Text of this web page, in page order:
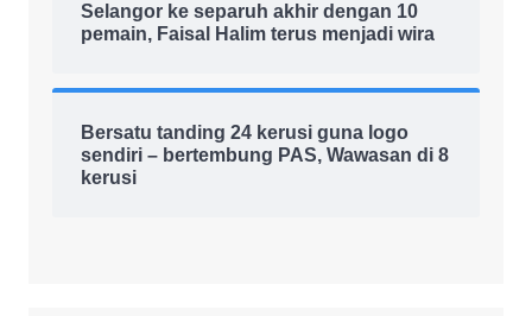
Selangor ke separuh akhir dengan 10
pemain, Faisal Halim terus menjadi wira
Bersatu tanding 24 kerusi guna logo
sendiri – bertembung PAS, Wawasan di 8
kerusi